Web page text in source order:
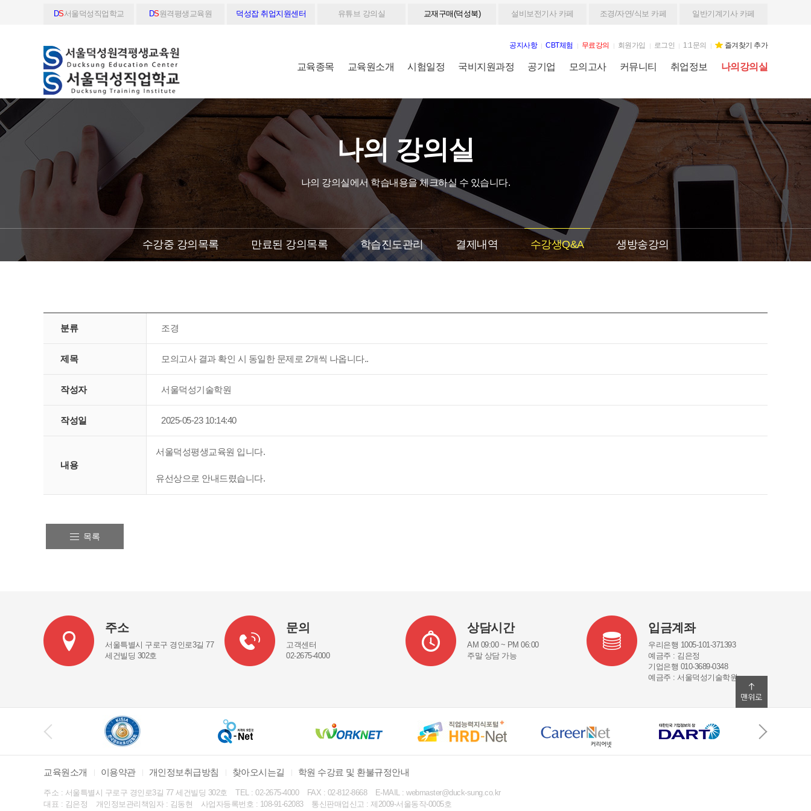
DS서울덕성직업학교 DS원격평생교육원 덕성잡 취업지원센터 유튜브 강의실 교재구매(덕성북) 설비보전기사 카페 조경/자연/식보 카페 일반기계기사 카페
공지사항 CBT체험 무료강의 회원가입 로그인 1:1문의 즐겨찾기 추가
교육종목 교육원소개 시험일정 국비지원과정 공기업 모의고사 커뮤니티 취업정보 나의강의실
나의 강의실
나의 강의실에서 학습내용을 체크하실 수 있습니다.
수강중 강의목록 만료된 강의목록 학습진도관리 결제내역 수강생Q&A 생방송강의
분류 조경
제목 모의고사 결과 확인 시 동일한 문제로 2개씩 나옵니다..
작성자 서울덕성기술학원
작성일 2025-05-23 10:14:40
내용
서울덕성평생교육원 입니다.
유선상으로 안내드렸습니다.
목록
주소
서울특별시 구로구 경인로3길 77
세건빌딩 302호
문의
고객센터
02-2675-4000
상담시간
AM 09:00 ~ PM 06:00
주말 상담 가능
입금계좌
우리은행 1005-101-371393
예금주 : 김은정
기업은행 010-3689-0348
예금주 : 서울덕성기술학원
교육원소개 이용약관 개인정보취급방침 찾아오시는길 학원 수강료 및 환불규정안내
주소 : 서울특별시 구로구 경인로3길 77 세건빌딩 302호 TEL : 02-2675-4000 FAX : 02-812-8668
E-MAIL : webmaster@duck-sung.co.kr
대표 : 김은정
개인정보관리책임자 : 김동현 사업자등록번호 : 108-91-62083 통신판매업신고 : 제2009-서울동작-0005호